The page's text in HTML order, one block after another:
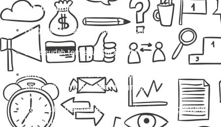
📌 Catatan Penting:
Harga di atas untuk sekali jalan (one way).
Biaya sudah termasuk tol & BBM.
Untuk charter, driver sudah termasuk, tapi belum
termasuk biaya inap (jika menginap).
Paket kilat memiliki estimasi waktu kirim tergantung
kondisi lalu lintas.